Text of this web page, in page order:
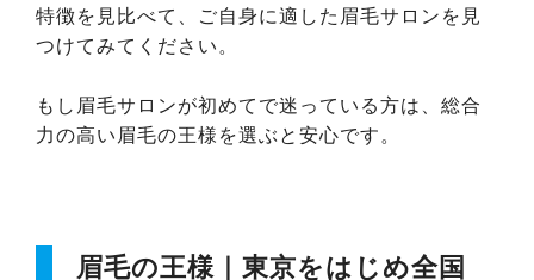
特徴を見比べて、ご自身に適した眉毛サロンを見
つけてみてください。
もし眉毛サロンが初めてで迷っている方は、総合
力の高い眉毛の王様を選ぶと安心です。
眉毛の王様｜東京をはじめ全国